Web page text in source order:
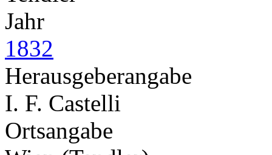
Jahr
1832
Herausgeberangabe
I. F. Castelli
Ortsangabe